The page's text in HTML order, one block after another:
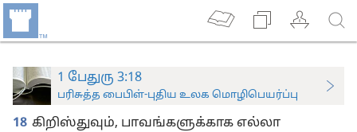
1 பேதுரு 3:18
பரிசுத்த பைபிள்-புதிய உலக மொழிபெயர்ப்பு
18 கிறிஸ்துவும், பாவங்களுக்காக எல்லா